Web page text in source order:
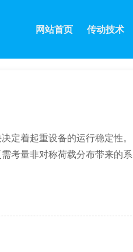
网站首页 传动技术
定着起重设备的运行稳定性。
考量非对称荷载分布带来的系
定位法，采用激光全站仪进行
和